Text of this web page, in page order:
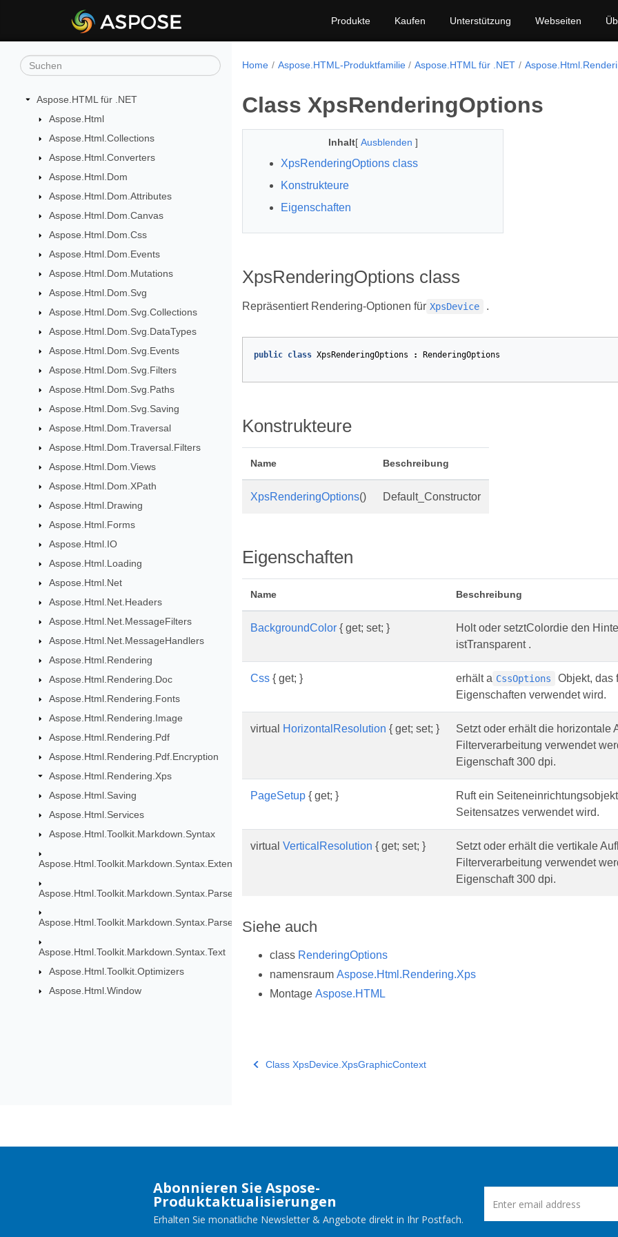
Produkte Kaufen Unterstützung Webseiten
Aspose.HTML für .NET
Aspose.Html
Aspose.Html.Collections
Aspose.Html.Converters
Aspose.Html.Dom
Aspose.Html.Dom.Attributes
Aspose.Html.Dom.Canvas
Aspose.Html.Dom.Css
Aspose.Html.Dom.Events
Aspose.Html.Dom.Mutations
Aspose.Html.Dom.Svg
Aspose.Html.Dom.Svg.Collections
Aspose.Html.Dom.Svg.DataTypes
Aspose.Html.Dom.Svg.Events
Aspose.Html.Dom.Svg.Filters
Aspose.Html.Dom.Svg.Paths
Aspose.Html.Dom.Svg.Saving
Aspose.Html.Dom.Traversal
Aspose.Html.Dom.Traversal.Filters
Aspose.Html.Dom.Views
Aspose.Html.Dom.XPath
Aspose.Html.Drawing
Aspose.Html.Forms
Aspose.Html.IO
Aspose.Html.Loading
Aspose.Html.Net
Aspose.Html.Net.Headers
Aspose.Html.Net.MessageFilters
Aspose.Html.Net.MessageHandlers
Aspose.Html.Rendering
Aspose.Html.Rendering.Doc
Aspose.Html.Rendering.Fonts
Aspose.Html.Rendering.Image
Aspose.Html.Rendering.Pdf
Aspose.Html.Rendering.Pdf.Encryption
Aspose.Html.Rendering.Xps
Aspose.Html.Saving
Aspose.Html.Services
Aspose.Html.Toolkit.Markdown.Syntax
Aspose.Html.Toolkit.Markdown.Syntax.Extensions
Aspose.Html.Toolkit.Markdown.Syntax.Parser
Aspose.Html.Toolkit.Markdown.Syntax.Parser.Extensions.GFM
Aspose.Html.Toolkit.Markdown.Syntax.Text
Aspose.Html.Toolkit.Optimizers
Aspose.Html.Window
Home Aspose.HTML-Produktfamilie Aspose.HTML für .NET
Class XpsRenderingOptions
Inhalt[ Ausblenden ]
XpsRenderingOptions class
Konstrukteure
Eigenschaften
XpsRenderingOptions class
Repräsentiert Rendering-Optionen für XpsDevice .
public class XpsRenderingOptions : RenderingOptions
Konstrukteure
Name Beschreibung
XpsRenderingOptions() Default_Constructor
Eigenschaften
Name Beschreibung
BackgroundColor { get; set; }
Holt oder setztColordie den
istTransparent .
Css { get; } erhält a CssOptions
Objekt, das
Eigenschaften verwendet wird.
virtual HorizontalResolution { get; set; }
Setzt oder erhält die horizontale
Filterverarbeitung verwendet
Eigenschaft 300 dpi.
PageSetup { get; }
Ruft ein
Seitensatzes verwendet wird.
virtual VerticalResolution { get; set; }
Setzt oder erhält die vertikale
Filterverarbeitung verwendet
Eigenschaft 300 dpi.
Siehe auch
class RenderingOptions
namensraum Aspose.Html.Rendering.Xps
Montage Aspose.HTML
Class XpsDevice.XpsGraphicContext
Abonnieren Sie Aspose-
Produktaktualisierungen
Erhalten Sie monatliche Newsletter & Angebote direkt in Ihr Postfach.